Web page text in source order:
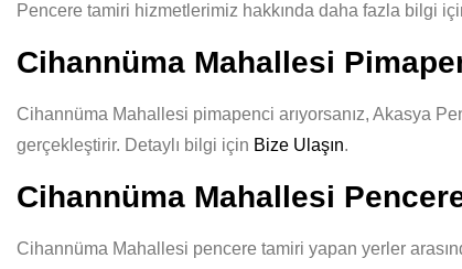
Pencere tamiri hizmetlerimiz hakkında daha fazla bilgi
Cihannüma Mahallesi
Cihannüma Mahallesi pimapenci arıyorsanız, Akasya
gerçekleştirir. Detaylı bilgi için Bize Ulaşın.
Cihannüma Mahallesi
Cihannüma Mahallesi pencere tamiri yapan yerler